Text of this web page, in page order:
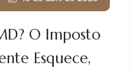
O Imposto
Esquece,